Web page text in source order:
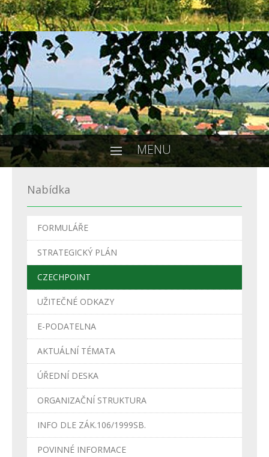
MENU
Nabídka
FORMULÁŘE
STRATEGICKÝ PLÁN
CZECHPOINT
UŽITEČNÉ ODKAZY
E-PODATELNA
AKTUÁLNÍ TÉMATA
ÚŘEDNÍ DESKA
ORGANIZAČNÍ STRUKTURA
INFO DLE ZÁK.106/1999SB.
POVINNÉ INFORMACE